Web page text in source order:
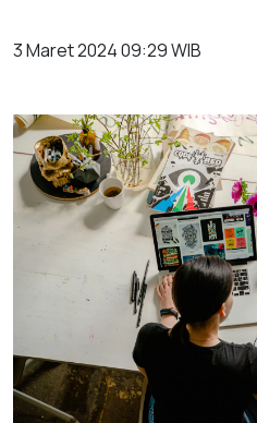
3 Maret 2024 09:29 WIB